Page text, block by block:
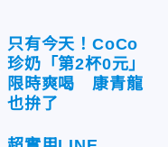
只有今天！CoCo
珍奶「第2杯0元」
限時爽喝 康青龍
也拚了